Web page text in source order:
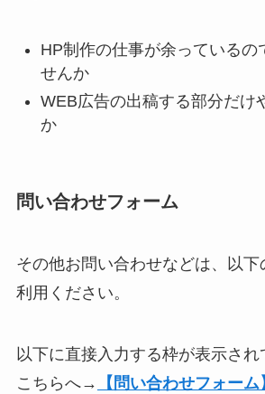
HP制作の仕事が余っているの
せんか
WEB広告の出稿する部分だけ
か
問い合わせフォーム
その他お問い合わせなどは、以
利用ください。
以下に直接入力する枠が表示さ
こちらへ→
【問い合わせフォーム